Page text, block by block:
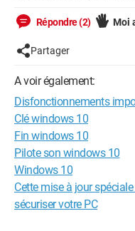
Répondre (2) Moi
Partager
A voir également:
Disfonctionnements
Clé windows 10
Fin windows 10
Pilote son windows 10
Windows 10
Cette mise à jour
sécuriser votre PC